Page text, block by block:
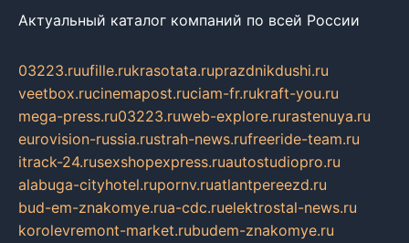
Актуальный каталог компаний по всей России
03223.ruufille.rukrasotata.ruprazdnikdushi.ru
veetbox.rucinemapost.ruciam-fr.rukraft-you.ru
mega-press.ru03223.ruweb-explore.rurastenuya.ru
eurovision-russia.rustrah-news.rufreeride-team.ru
itrack-24.rusexshopexpress.ruautostudiopro.ru
alabuga-cityhotel.rupornv.ruatlantpereezd.ru
bud-em-znakomye.rua-cdc.ruelektrostal-news.ru
korolevremont-market.rubudem-znakomye.ru